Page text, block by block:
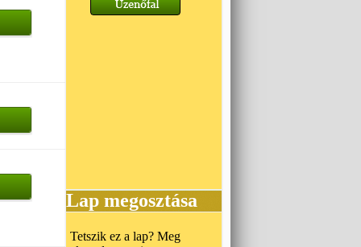
Lap megosztása
Tetszik ez a lap? Meg